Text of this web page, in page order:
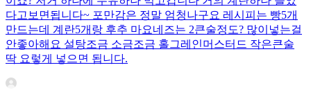
다고보면됩니다~ 포만감은 정말 엄청나구요 레시피는 빵5개
만드는데 계란5개랑 후추 마요네즈는 2큰술정도? 많이넣는걸
안좋아해요 설탕조금 소금조금 홀그레인머스터드 작은큰술
딱 요렇게 넣으면 됩니다.